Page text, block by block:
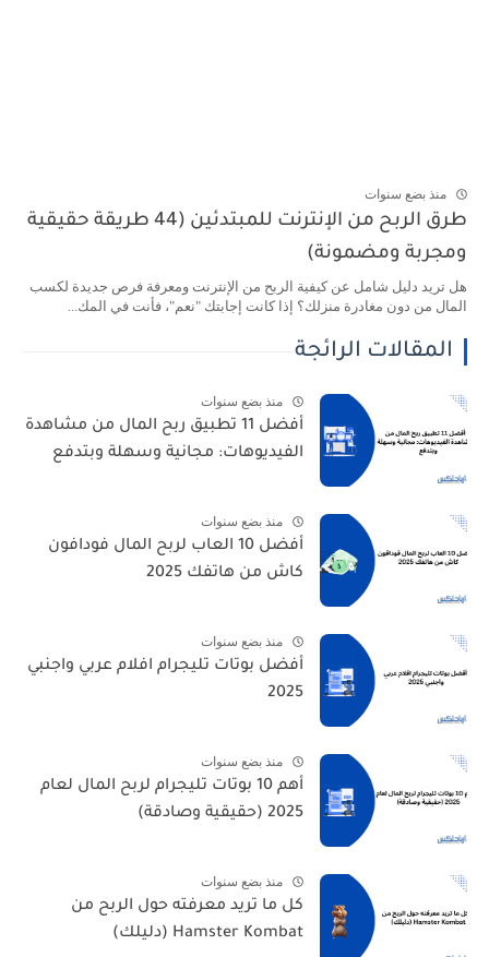
منذ بضع سنوات
طرق الربح من الإنترنت للمبتدئين (44 طريقة حقيقية
ومجربة ومضمونة)
هل تريد دليل شامل عن كيفية الربح من الإنترنت ومعرفة فرص جديدة لكسب
المال من دون مغادرة منزلك؟ إذا كانت إجابتك "نعم"، فأنت في المك...
المقالات الرائجة
منذ بضع سنوات
أفضل 11 تطبيق ربح المال من مشاهدة
الفيديوهات: مجانية وسهلة وبتدفع
منذ بضع سنوات
أفضل 10 العاب لربح المال فودافون
كاش من هاتفك 2025
منذ بضع سنوات
أفضل بوتات تليجرام افلام عربي واجنبي
2025
منذ بضع سنوات
أهم 10 بوتات تليجرام لربح المال لعام
2025 (حقيقية وصادقة)
منذ بضع سنوات
كل ما تريد معرفته حول الربح من
Hamster Kombat (دليلك)